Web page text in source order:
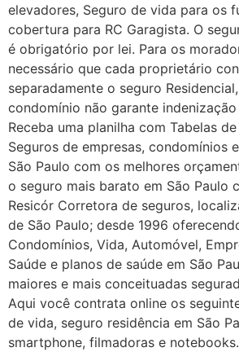
elevadores, Seguro de vida para os
cobertura para RC Garagista. O
é obrigatório por lei. Para os
necessário que cada proprietário
separadamente o seguro
condomínio não garante
Receba uma planilha com Tabelas
Seguros de empresas, condomínios
São Paulo com os melhores
o seguro mais barato em São Paulo
Resicór Corretora de seguros,
de São Paulo; desde 1996
Condomínios, Vida, Automóvel,
Saúde e planos de saúde em São
maiores e mais conceituadas
Aqui você contrata online os
de vida, seguro residência em São
smartphone, filmadoras e notebooks.